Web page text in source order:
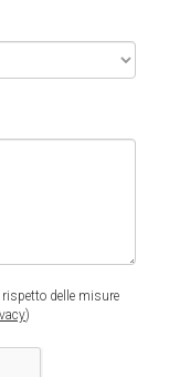
delle misure
)